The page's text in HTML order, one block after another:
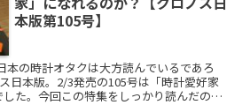
本版第105号】
日本版。2/3発売の105号は「時計愛好家
た。今回この特集をしっかり読んだのは